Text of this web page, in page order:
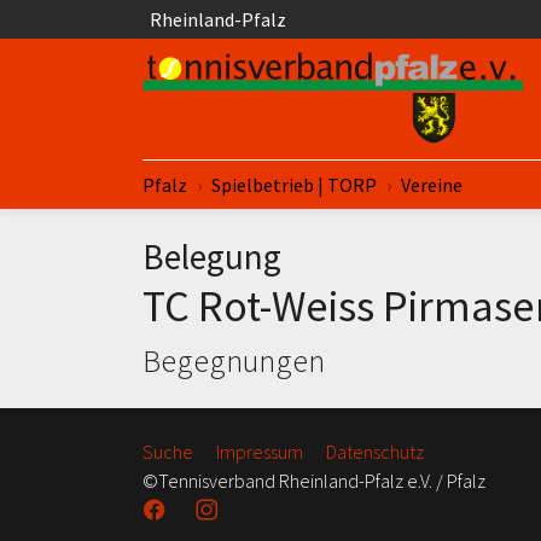
Springe zum SeiteninhaltRheinland-Pfalz
Sie sind hier:
Pfalz Spielbetrieb | TORP Vereine
Belegung
TC Rot-Weiss
Begegnungen
Suche Impressum
Datenschutz
©Tennisverband Rheinland-Pfalz e.V. / Pfalz